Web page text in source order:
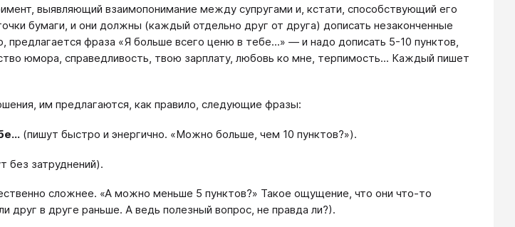
выявляющий взаимопонимание между супругами и, кстати, способствующий его
бумаги, и они должны (каждый отдельно друг от друга) дописать незаконченные
фраза «Я больше всего ценю в тебе...» — и надо дописать 5-10 пунктов,
юмора, справедливость, твою зарплату, любовь ко мне, терпимость... Каждый пишет
им предлагаются, как правило, следующие фразы:
(пишут быстро и энергично. «Можно больше, чем 10 пунктов?»).
без затруднений).
сложнее. «А можно меньше 5 пунктов?» Такое ощущение, что они что-то
друг в друге раньше. А ведь полезный вопрос, не правда ли?).